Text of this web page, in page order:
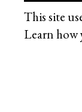
This site
Learn how